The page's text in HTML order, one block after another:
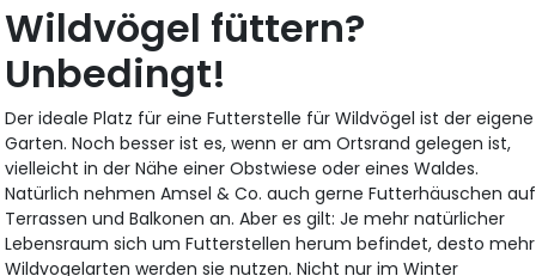
Wildvögel füttern?
Unbedingt!
Der ideale Platz für eine Futterstelle für Wildvögel ist der eigene
Garten. Noch besser ist es, wenn er am Ortsrand gelegen ist,
vielleicht in der Nähe einer Obstwiese oder eines Waldes.
Natürlich nehmen Amsel & Co. auch gerne Futterhäuschen auf
Terrassen und Balkonen an. Aber es gilt: Je mehr natürlicher
Lebensraum sich um Futterstellen herum befindet, desto mehr
Wildvogelarten werden sie nutzen. Nicht nur im Winter